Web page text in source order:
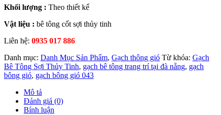
Khối lượng : Theo thiết kế
Vật liệu : bê tông cốt sợi thủy tinh
Liên hệ: 0935 017 886
Danh mục: Danh Mục Sản Phẩm, Gạch thông gió Từ khóa: Gạch
Bê Tông Sợi Thủy Tinh, gạch bê tông trang trí tại đà nẵng, gạch
bông gió, gạch bông gió 043
Mô tả
Đánh giá (0)
Bính luận